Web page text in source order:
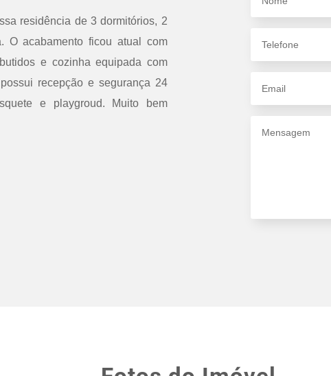
residência de 3 dormitórios, 2
O acabamento ficou atual com
e cozinha equipada com
recepção e segurança 24
e playgroud. Muito bem